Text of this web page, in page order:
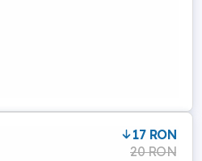
17 RON
20 RON